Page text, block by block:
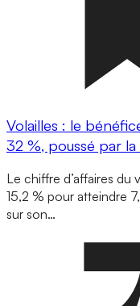
Volailles : le
32 %, poussé par
Le chiffre d’affaires du
15,2 % pour atteindre
sur son…